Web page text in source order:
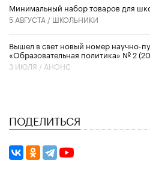
Минимальный набор товаров для
5 АВГУСТА / ШКОЛЬНИКИ
Вышел в свет новый номер научно-
«Образовательная политика» № 2
3 ИЮЛЯ / АНОНС
ПОДЕЛИТЬСЯ